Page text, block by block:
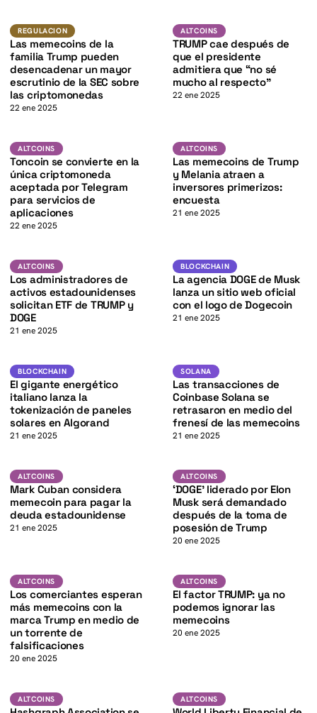
Regulacion
REGULACION
Las memecoins de la
familia Trump pueden
desencadenar un mayor
escrutinio de la SEC sobre
las criptomonedas
22 ene 2025
Altcoins
ALTCOINS
TRUMP cae después de
que el presidente
admitiera que “no sé
mucho al respecto”
22 ene 2025
ALTCOINS TON
K
ALTCOINS
Toncoin se convierte en la
única criptomoneda
aceptada por Telegram
para servicios de
aplicaciones
22 ene 2025
Altcoins
ALTCOINS
Las memecoins de Trump
y Melania atraen a
inversores primerizos:
encuesta
21 ene 2025
ALTCOINS DOGE
K
ALTCOINS
Los administradores de
activos estadounidenses
solicitan ETF de TRUMP y
DOGE
21 ene 2025
BLOCKCHAINDOGE
BLOCKCHAIN
La agencia DOGE de Musk
lanza un sitio web oficial
con el logo de Dogecoin
21 ene 2025
Blockchain
K
BLOCKCHAIN
El gigante energético
italiano lanza la
tokenización de paneles
solares en Algorand
21 ene 2025
SOLANA
SOLANA
Las transacciones de
Coinbase Solana se
retrasaron en medio del
frenesí de las memecoins
21 ene 2025
Altcoins
K
ALTCOINS
Mark Cuban considera
memecoin para pagar la
deuda estadounidense
21 ene 2025
ALTCOINSDOGE
ALTCOINS
‘DOGE’ liderado por Elon
Musk será demandado
después de la toma de
posesión de Trump
20 ene 2025
Altcoins
K
ALTCOINS
Los comerciantes esperan
más memecoins con la
marca Trump en medio de
un torrente de
falsificaciones
20 ene 2025
Altcoins
ALTCOINS
El factor TRUMP: ya no
podemos ignorar las
memecoins
20 ene 2025
Altcoins
ALTCOINS Altcoins
ALTCOINS